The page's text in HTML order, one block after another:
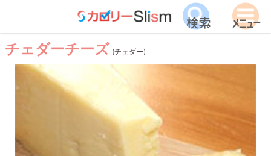
チェダーチーズ (チェダー)